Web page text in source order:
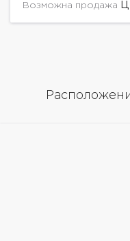
Возможна продажа